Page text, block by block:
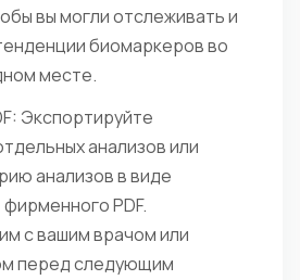
вы могли отслеживать и
биомаркеров во
месте.
Экспортируйте
анализов или
анализов в виде
PDF.
с вашим врачом или
перед следующим